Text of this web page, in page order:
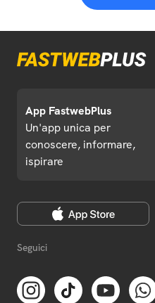
App FastwebPlus
Un'app unica per
conoscere, informare,
ispirare
Seguici